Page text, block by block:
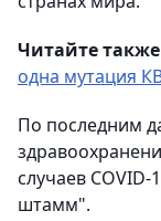
Читайте также
одна мутация
По последним
случаев
штамм".